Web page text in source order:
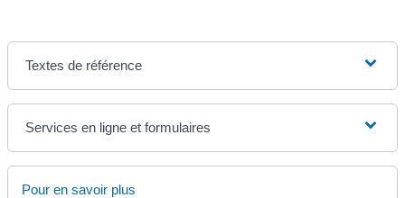
Textes de référence
Services en ligne et formulaires
Pour en savoir plus